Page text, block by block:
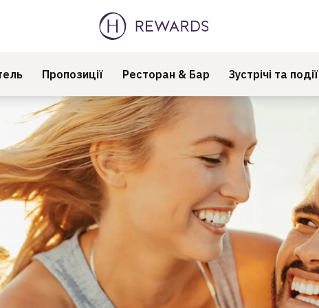
Пропозиції Ресторан & Бар Зустрічі та події